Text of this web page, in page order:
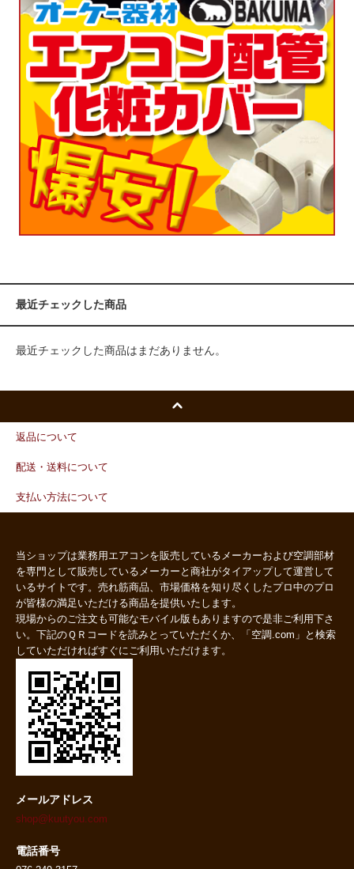
最近チェックした商品
最近チェックした商品はまだありません。
返品について
配送・送料について
支払い方法について
当ショップは業務用エアコンを販売しているメーカーおよび空調部材
を専門として販売しているメーカーと商社がタイアップして運営して
いるサイトです。売れ筋商品、市場価格を知り尽くしたプロ中のプロ
が皆様の満足いただける商品を提供いたします。
現場からのご注文も可能なモバイル版もありますので是非ご利用下さ
い。下記のＱＲコードを読みとっていただくか、「空調.com」と検索
していただければすぐにご利用いただけます。
メールアドレス
shop@kuutyou.com
電話番号